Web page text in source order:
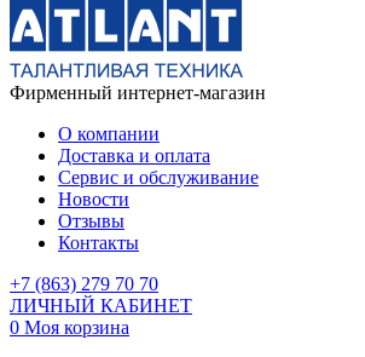
Фирменный интернет-магазин
О компании
Доставка и оплата
Сервис и обслуживание
Новости
Отзывы
Контакты
+7 (863) 279 70 70
ЛИЧНЫЙ КАБИНЕТ
0 Моя корзина